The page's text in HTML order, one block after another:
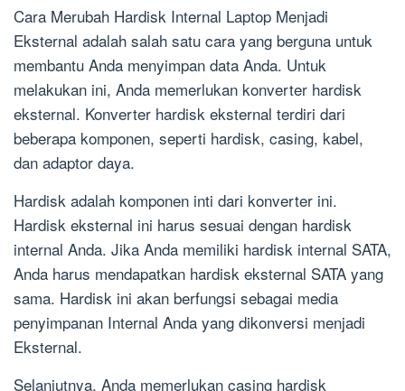
Cara Merubah Hardisk Internal Laptop Menjadi
Eksternal adalah salah satu cara yang berguna untuk
membantu Anda menyimpan data Anda. Untuk
melakukan ini, Anda memerlukan konverter hardisk
eksternal. Konverter hardisk eksternal terdiri dari
beberapa komponen, seperti hardisk, casing, kabel,
dan adaptor daya.
Hardisk adalah komponen inti dari konverter ini.
Hardisk eksternal ini harus sesuai dengan hardisk
internal Anda. Jika Anda memiliki hardisk internal SATA,
Anda harus mendapatkan hardisk eksternal SATA yang
sama. Hardisk ini akan berfungsi sebagai media
penyimpanan Internal Anda yang dikonversi menjadi
Eksternal.
Selanjutnya, Anda memerlukan casing hardisk